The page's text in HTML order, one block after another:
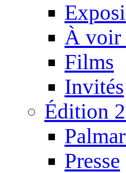
À voir
Films
Invités
Édition
Presse